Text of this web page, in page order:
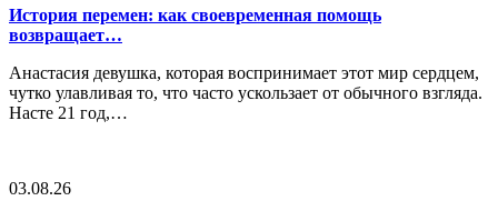
История перемен: как своевременная помощь
возвращает…
Анастасия девушка, которая воспринимает этот мир сердцем,
чутко улавливая то, что часто ускользает от обычного взгляда.
Насте 21 год,…
03.08.26